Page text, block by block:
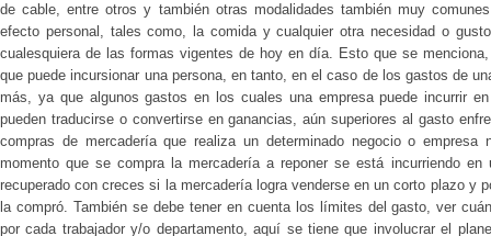
de cable, entre otros y también otras modalidades también muy
efecto personal, tales como, la comida y cualquier otra necesidad o
cualesquiera de las formas vigentes de hoy en día. Esto que se
que puede incursionar una persona, en tanto, en el caso de los gastos de
más, ya que algunos gastos en los cuales una empresa puede incurrir
pueden traducirse o convertirse en ganancias, aún superiores al gasto
compras de mercadería que realiza un determinado negocio o
momento que se compra la mercadería a reponer se está incurriendo
recuperado con creces si la mercadería logra venderse en un corto plazo y
la compró. También se debe tener en cuenta los límites del gasto, ver
por cada trabajador y/o departamento, aquí se tiene que involucrar el